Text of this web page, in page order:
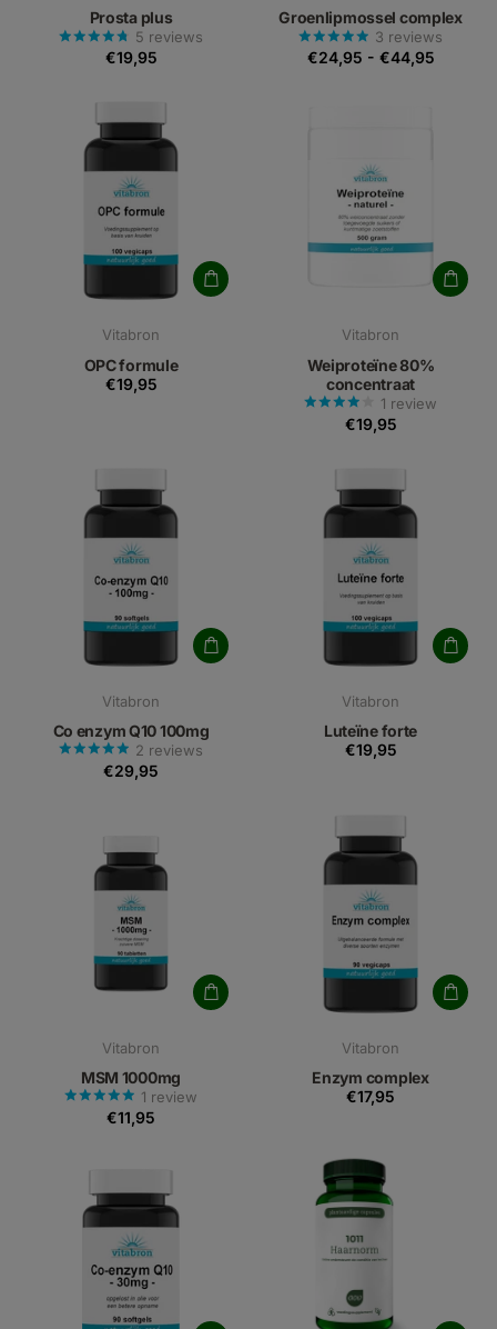
Prosta plus
5 reviews
€19,95
Groenlipmossel complex
3 reviews
€24,95 - €44,95
Vitabron
OPC formule
€19,95
Vitabron
Weiproteïne 80%
concentraat
1 review
€19,95
Vitabron
Co enzym Q10 100mg
2 reviews
€29,95
Vitabron
Luteïne forte
€19,95
Vitabron
MSM 1000mg
1 review
€11,95
Vitabron
Enzym complex
€17,95